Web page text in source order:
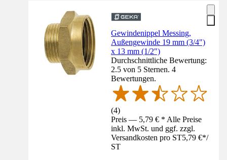
Gewindenippel Messing,
Außengewinde 19 mm (3/4")
x 13 mm (1/2")
Durchschnittliche Bewertung:
2.5 von 5 Sternen. 4
Bewertungen.
(4)
Preis — 5,79 € * Alle Preise
inkl. MwSt. und ggf. zzgl.
Versandkosten pro ST5,79 €*/
ST